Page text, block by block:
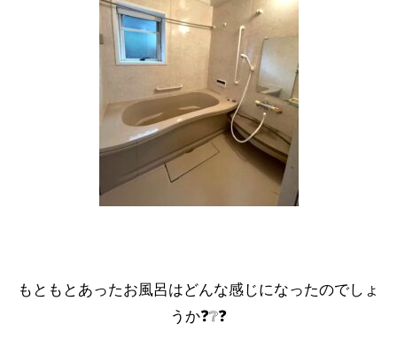
もともとあったお風呂はどんな感じになったのでしょ
うか❓❔❓